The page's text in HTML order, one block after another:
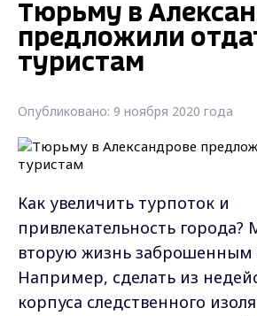
Тюрьму в
предложили
туристам
Опубликовано: 9 ноября 2020 года
Как увеличить турпоток и
привлекательность
вторую жизнь заброшенным
Например, сделать из
корпуса следственного